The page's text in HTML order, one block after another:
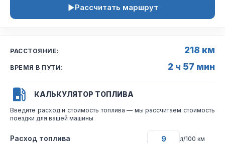
Рассчитать маршрут
РАССТОЯНИЕ: 218 км
ВРЕМЯ В ПУТИ: 2 ч 57 мин
КАЛЬКУЛЯТОР ТОПЛИВА
Введите расход и стоимость топлива — мы рассчитаем стоимость
поездки для вашей машины
Расход топлива л/100 км